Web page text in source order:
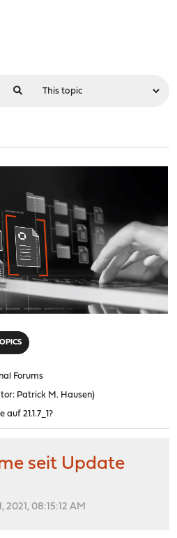
Forums
Patrick M. Hausen)
21.1.7_1?
seit Update
2021, 08:15:12 AM